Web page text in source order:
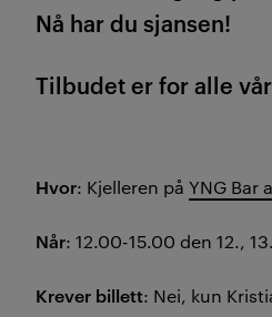
Nå har du sjansen!
Tilbudet er for alle
Hvor: Kjelleren på YNG Bar
Når: 12.00-15.00 den 12.,
Krever billett: Nei, kun